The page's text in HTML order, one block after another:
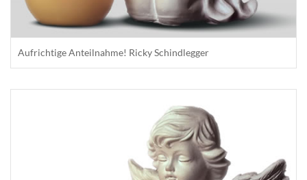
Aufrichtige Anteilnahme! Ricky Schindlegger